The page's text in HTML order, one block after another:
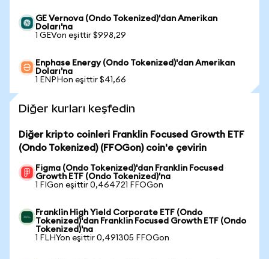
GE Vernova (Ondo Tokenized)'dan Amerikan
Doları'na
1 GEVon eşittir $998,29
Enphase Energy (Ondo Tokenized)'dan Amerikan
Doları'na
1 ENPHon eşittir $41,66
Diğer kurları keşfedin
Diğer kripto coinleri Franklin Focused Growth ETF
(Ondo Tokenized) (FFOGon) coin'e çevirin
Figma (Ondo Tokenized)'dan Franklin Focused
Growth ETF (Ondo Tokenized)'na
1 FIGon eşittir 0,464721 FFOGon
Franklin High Yield Corporate ETF (Ondo
Tokenized)'dan Franklin Focused Growth ETF (Ondo
Tokenized)'na
1 FLHYon eşittir 0,491305 FFOGon